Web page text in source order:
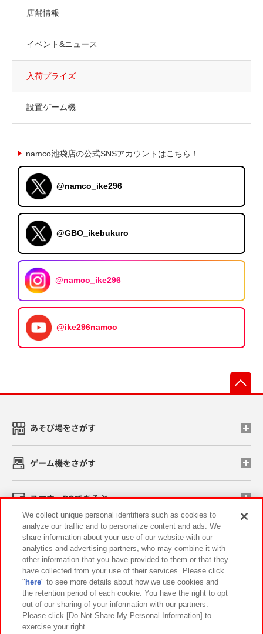
店舗情報
イベント&ニュース
入荷プライズ
設置ゲーム機
namco池袋店の公式SNSアカウントはこちら！
@namco_ike296
@GBO_ikebukuro
@namco_ike296
@ike296namco
あそび場をさがす
ゲーム機をさがす
スマホ・PCであそぶ
イベント・キャンペーン
関連会社 サステナビリティ サイトポリシー
プライバシーポリシー ウェブアクセシビリティ方針と検証結果
お取引先さまとともに
We collect unique personal identifiers such as cookies to
analyze our traffic and to personalize content and ads. We
share information about your use of our website with our
analytics and advertising partners, who may combine it with
other information that you have provided to them or that they
have collected from your use of their services. Please click
" here" to see more details about how we use cookies and
the retention period of each cookie. You have the right to opt
out of our sharing of your information with our partners.
Please click [Do Not Share My Personal Information] to
exercise your right.